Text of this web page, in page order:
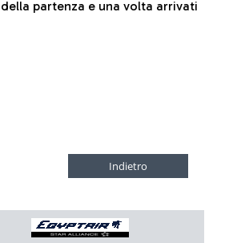
partenza e una volta arrivati